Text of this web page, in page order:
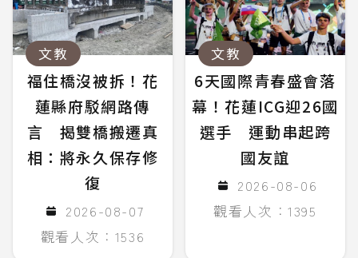
文教
福住橋沒被拆！花
蓮縣府駁網路傳
言 揭雙橋搬遷真
相：將永久保存修
復
2026-08-07
觀看人次：1536
文教
6天國際青春盛會落
幕！花蓮ICG迎26國
選手 運動串起跨
國友誼
2026-08-06
觀看人次：1395